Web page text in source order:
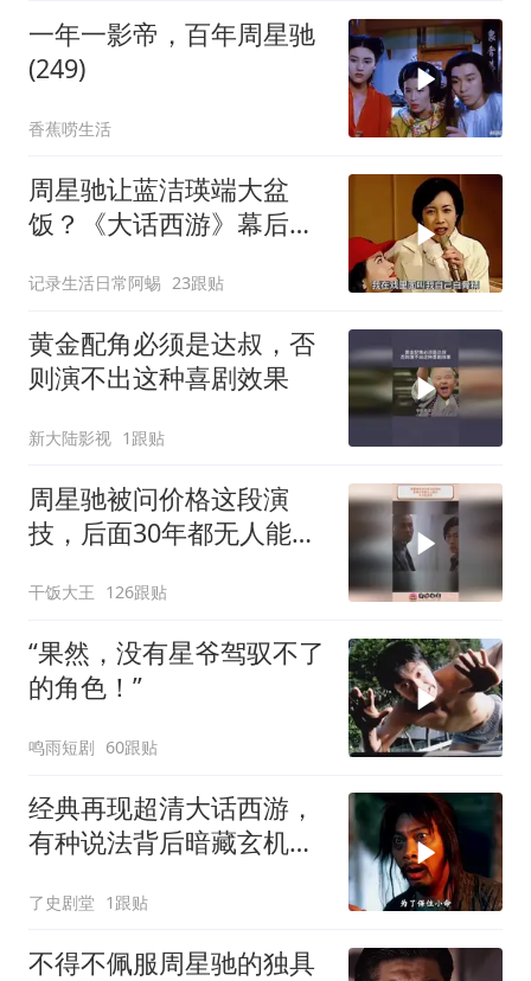
一年一影帝，百年周星驰
(249)
香蕉唠生活
周星驰让蓝洁瑛端大盆
饭？《大话西游》幕后故
记录生活日常阿蜴 23跟贴
黄金配角必须是达叔，否
则演不出这种喜剧效果
新大陆影视 1跟贴
周星驰被问价格这段演
技，后面30年都无人能
干饭大王 126跟贴
“果然，没有星爷驾驭不了
的角色！”
鸣雨短剧 60跟贴
经典再现超清大话西游，
有种说法背后暗藏玄机，
了史剧堂 1跟贴
不得不佩服周星驰的独具